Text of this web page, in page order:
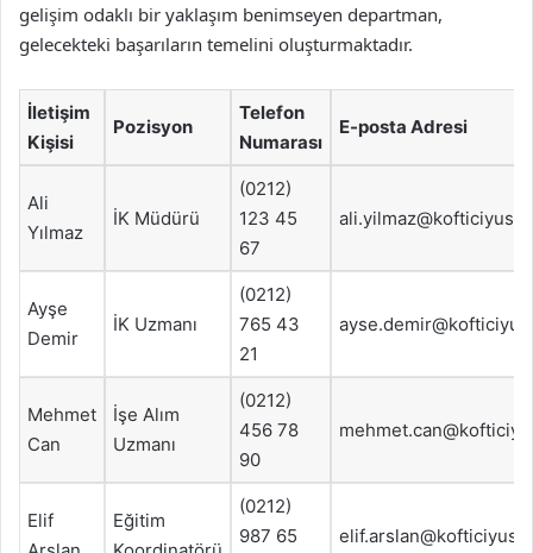
gelişim odaklı bir yaklaşım benimseyen departman,
gelecekteki başarıların temelini oluşturmaktadır.
İletişim
Kişisi
Pozisyon
Telefon
Numarası
E-posta Adresi
Ali
Yılmaz
İK Müdürü
(0212)
123 45
67
Ayşe
Demir
İK Uzmanı
(0212)
765 43
21
Mehmet
Can
İşe Alım
Uzmanı
(0212)
456 78
90
Elif
Eğitim
(0212)
987 65